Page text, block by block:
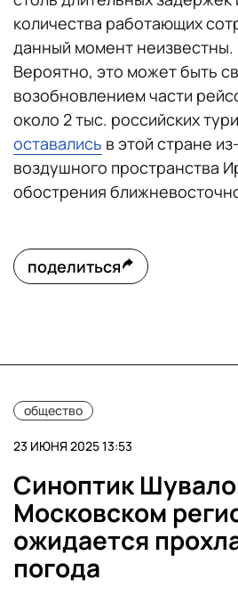
количества работающих
данный момент неизвестны.
Вероятно, это может быть
возобновлением части
около 2 тыс. российских
оставались в этой стране
воздушного пространства
обострения
поделиться
общество
23 ИЮНЯ 2025 13:53
Синоптик
Московском
ожидается
погода